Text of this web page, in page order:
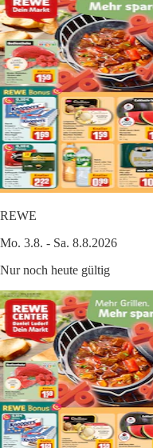
REWE
Mo. 3.8. - Sa. 8.8.2026
Nur noch heute gültig